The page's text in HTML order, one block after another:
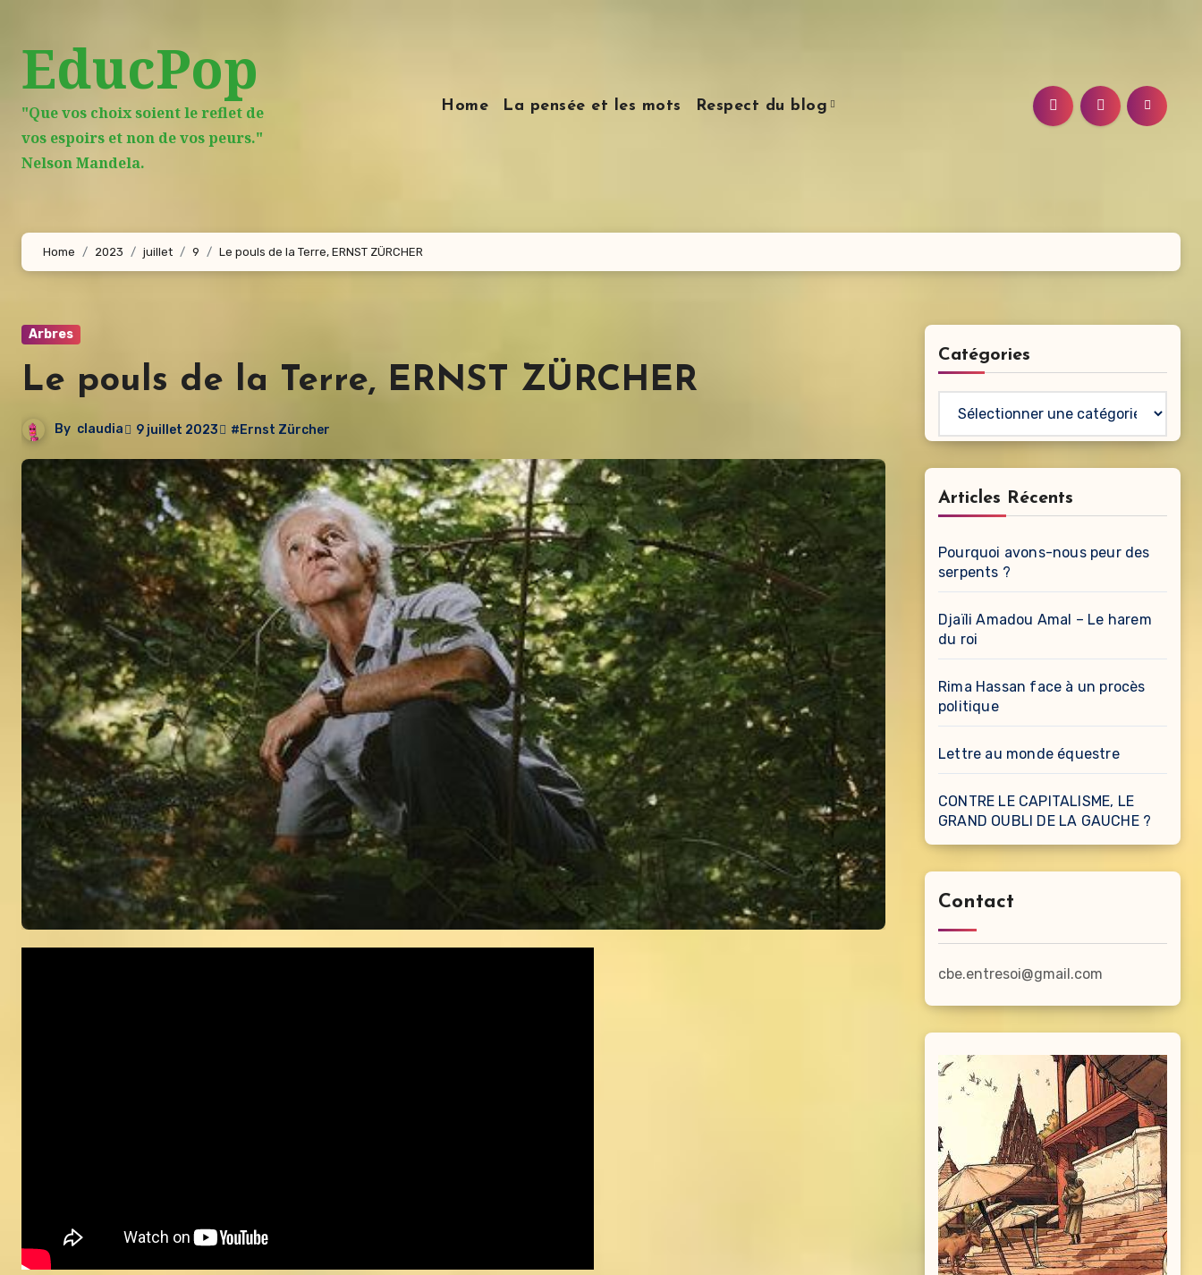
contenu
principal
EducPop
"Que vos choix soient le reflet de
vos espoirs et non de vos peurs."
Nelson Mandela.
Home La pensée et les mots Respect du blog
Home 2023 juillet 9 Le pouls de la Terre, ERNST ZÜRCHER
Arbres
Le pouls de la Terre, ERNST ZÜRCHER
By claudia 9 juillet 2023 #Ernst Zürcher
Catégories
Articles Récents
Pourquoi avons-nous peur des
serpents ?
Djaïli Amadou Amal – Le harem
du roi
Rima Hassan face à un procès
politique
Lettre au monde équestre
CONTRE LE CAPITALISME, LE
GRAND OUBLI DE LA GAUCHE ?
Contact
cbe.entresoi@gmail.com